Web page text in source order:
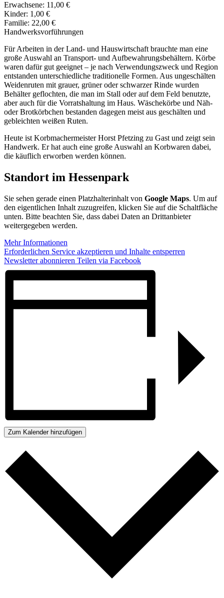
Erwachsene: 11,00 €
Kinder: 1,00 €
Familie: 22,00 €
Handwerksvorführungen
Für Arbeiten in der Land- und Hauswirtschaft brauchte man eine
große Auswahl an Transport- und Aufbewahrungsbehältern. Körbe
waren dafür gut geeignet – je nach Verwendungszweck und Region
entstanden unterschiedliche traditionelle Formen. Aus ungeschälten
Weidenruten mit grauer, grüner oder schwarzer Rinde wurden
Behälter geflochten, die man im Stall oder auf dem Feld benutzte,
aber auch für die Vorratshaltung im Haus. Wäschekörbe und Näh-
oder Brotkörbchen bestanden dagegen meist aus geschälten und
gebleichten weißen Ruten.
Heute ist Korbmachermeister Horst Pfetzing zu Gast und zeigt sein
Handwerk. Er hat auch eine große Auswahl an Korbwaren dabei,
die käuflich erworben werden können.
Standort im Hessenpark
Sie sehen gerade einen Platzhalterinhalt von Google Maps. Um auf
den eigentlichen Inhalt zuzugreifen, klicken Sie auf die Schaltfläche
unten. Bitte beachten Sie, dass dabei Daten an Drittanbieter
weitergegeben werden.
Mehr Informationen
Erforderlichen Service akzeptieren und Inhalte entsperren
Newsletter abonnieren Teilen via Facebook
Zum Kalender hinzufügen